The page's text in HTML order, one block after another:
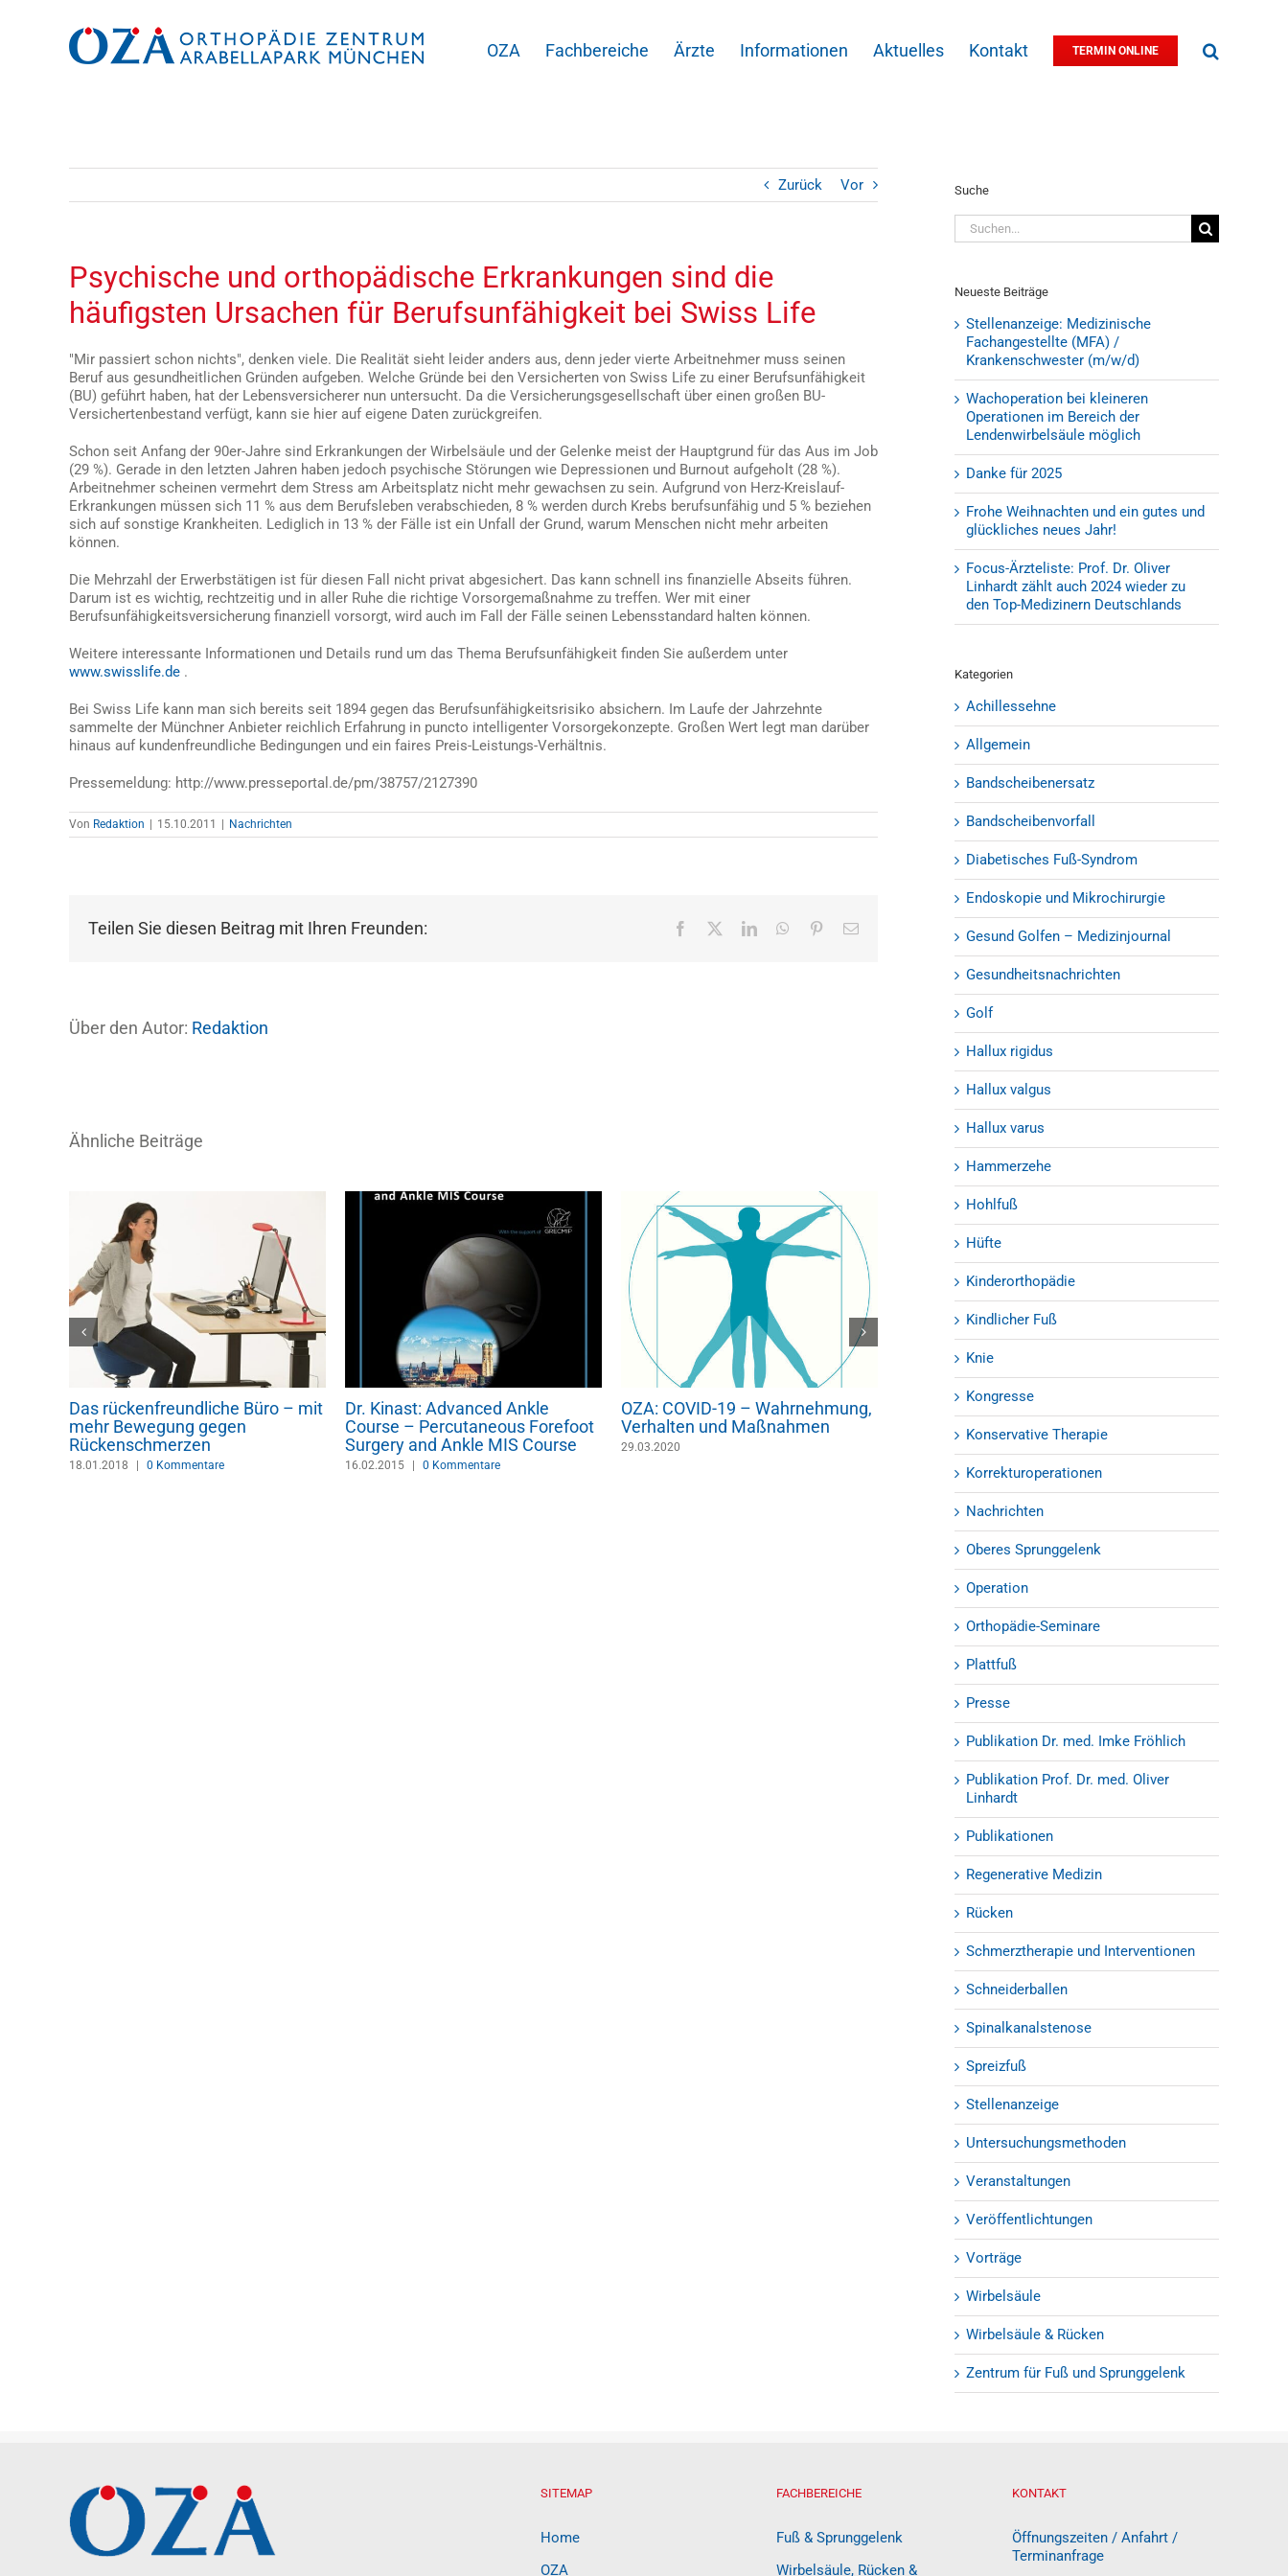
OZA Fachbereiche Ärzte Informationen Aktuelles Kontakt TERMIN ONLINE
Zurück Vor
Psychische und orthopädische Erkrankungen sind die
häufigsten Ursachen für Berufsunfähigkeit bei Swiss Life
"Mir passiert schon nichts", denken viele. Die Realität sieht leider anders aus, denn jeder vierte Arbeitnehmer muss seinen
Beruf aus gesundheitlichen Gründen aufgeben. Welche Gründe bei den Versicherten von Swiss Life zu einer Berufsunfähigkeit
(BU) geführt haben, hat der Lebensversicherer nun untersucht. Da die Versicherungsgesellschaft über einen großen BU-
Versichertenbestand verfügt, kann sie hier auf eigene Daten zurückgreifen.
Schon seit Anfang der 90er-Jahre sind Erkrankungen der Wirbelsäule und der Gelenke meist der Hauptgrund für das Aus im Job
(29 %). Gerade in den letzten Jahren haben jedoch psychische Störungen wie Depressionen und Burnout aufgeholt (28 %).
Arbeitnehmer scheinen vermehrt dem Stress am Arbeitsplatz nicht mehr gewachsen zu sein. Aufgrund von Herz-Kreislauf-
Erkrankungen müssen sich 11 % aus dem Berufsleben verabschieden, 8 % werden durch Krebs berufsunfähig und 5 % beziehen
sich auf sonstige Krankheiten. Lediglich in 13 % der Fälle ist ein Unfall der Grund, warum Menschen nicht mehr arbeiten
können.
Die Mehrzahl der Erwerbstätigen ist für diesen Fall nicht privat abgesichert. Das kann schnell ins finanzielle Abseits führen.
Darum ist es wichtig, rechtzeitig und in aller Ruhe die richtige Vorsorgemaßnahme zu treffen. Wer mit einer
Berufsunfähigkeitsversicherung finanziell vorsorgt, wird auch im Fall der Fälle seinen Lebensstandard halten können.
Weitere interessante Informationen und Details rund um das Thema Berufsunfähigkeit finden Sie außerdem unter
www.swisslife.de .
Bei Swiss Life kann man sich bereits seit 1894 gegen das Berufsunfähigkeitsrisiko absichern. Im Laufe der Jahrzehnte
sammelte der Münchner Anbieter reichlich Erfahrung in puncto intelligenter Vorsorgekonzepte. Großen Wert legt man darüber
hinaus auf kundenfreundliche Bedingungen und ein faires Preis-Leistungs-Verhältnis.
Pressemeldung: http://www.presseportal.de/pm/38757/2127390
Von Redaktion | 15.10.2011 | Nachrichten
Teilen Sie diesen Beitrag mit Ihren Freunden: Facebook LinkedInWhatsApp
Pinterest
E-
Über den Autor: Redaktion
Ähnliche Beiträge
Das rückenfreundliche Büro – mit
mehr Bewegung gegen
Rückenschmerzen
18.01.2018 | 0 Kommentare
Dr. Kinast: Advanced Ankle
Course – Percutaneous Forefoot
Surgery and Ankle MIS Course
16.02.2015 | 0 Kommentare
OZA: COVID-19 – Wahrnehmung,
Verhalten und Maßnahmen
29.03.2020
OZA Update 2019 – Orthopädie-
Kolloquium
07.01.2019 0 Kommentare
Suche
Suche
nach:
Neueste Beiträge
Stellenanzeige: Medizinische
Fachangestellte (MFA) /
Krankenschwester (m/w/d)
Wachoperation bei kleineren
Operationen im Bereich der
Lendenwirbelsäule möglich
Danke für 2025
Frohe Weihnachten und ein gutes und
glückliches neues Jahr!
Focus-Ärzteliste: Prof. Dr. Oliver
Linhardt zählt auch 2024 wieder zu
den Top-Medizinern Deutschlands
Kategorien
Achillessehne
Allgemein
Bandscheibenersatz
Bandscheibenvorfall
Diabetisches Fuß-Syndrom
Endoskopie und Mikrochirurgie
Gesund Golfen – Medizinjournal
Gesundheitsnachrichten
Golf
Hallux rigidus
Hallux valgus
Hallux varus
Hammerzehe
Hohlfuß
Hüfte
Kinderorthopädie
Kindlicher Fuß
Knie
Kongresse
Konservative Therapie
Korrekturoperationen
Nachrichten
Oberes Sprunggelenk
Operation
Orthopädie-Seminare
Plattfuß
Presse
Publikation Dr. med. Imke Fröhlich
Publikation Prof. Dr. med. Oliver
Linhardt
Publikationen
Regenerative Medizin
Rücken
Schmerztherapie und Interventionen
Schneiderballen
Spinalkanalstenose
Spreizfuß
Stellenanzeige
Untersuchungsmethoden
Veranstaltungen
Veröffentlichtungen
Vorträge
Wirbelsäule
Wirbelsäule & Rücken
Zentrum für Fuß und Sprunggelenk
SITEMAP
Home
OZA
FACHBEREICHE
Fuß & Sprunggelenk
Wirbelsäule, Rücken &
KONTAKT
Öffnungszeiten / Anfahrt /
Terminanfrage